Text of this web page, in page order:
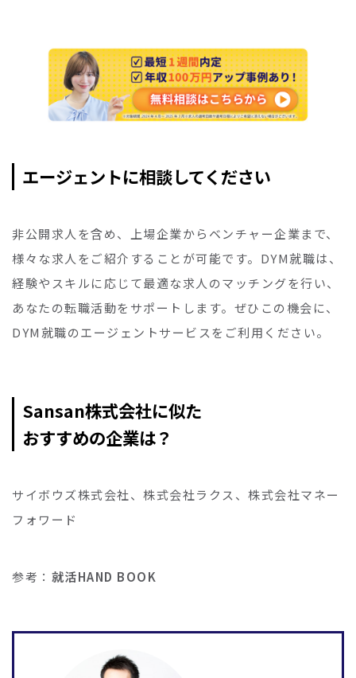
エージェントに相談してください
非公開求人を含め、上場企業からベンチャー企業まで、
様々な求人をご紹介することが可能です。DYM就職は、
経験やスキルに応じて最適な求人のマッチングを行い、
あなたの転職活動をサポートします。ぜひこの機会に、
DYM就職のエージェントサービスをご利用ください。
Sansan株式会社に似た
おすすめの企業は？
サイボウズ株式会社、株式会社ラクス、株式会社マネー
フォワード
参考： 就活HAND BOOK